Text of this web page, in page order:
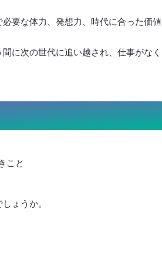
要な体力、発想力、時代に合った価値
に次の世代に追い越され、仕事がなく
ょうか。